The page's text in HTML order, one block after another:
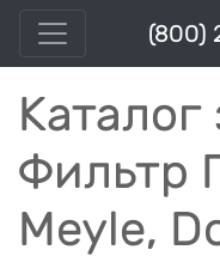
(800)
Каталог
Фильтр
Meyle,